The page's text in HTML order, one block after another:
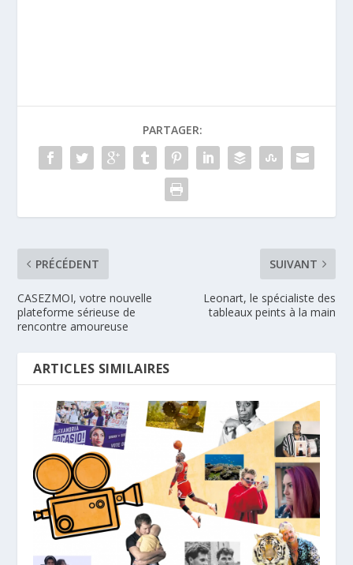
PARTAGER:
PRÉCÉDENT
CASEZMOI, votre nouvelle
plateforme sérieuse de
rencontre amoureuse
SUIVANT
Leonart, le spécialiste des
tableaux peints à la main
ARTICLES SIMILAIRES